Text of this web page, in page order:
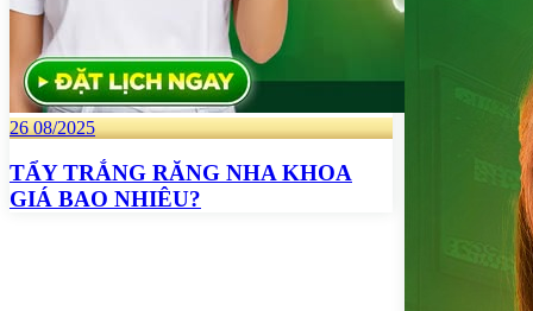
26 08/2025
TẨY TRẮNG RĂNG NHA KHOA
GIÁ BAO NHIÊU?